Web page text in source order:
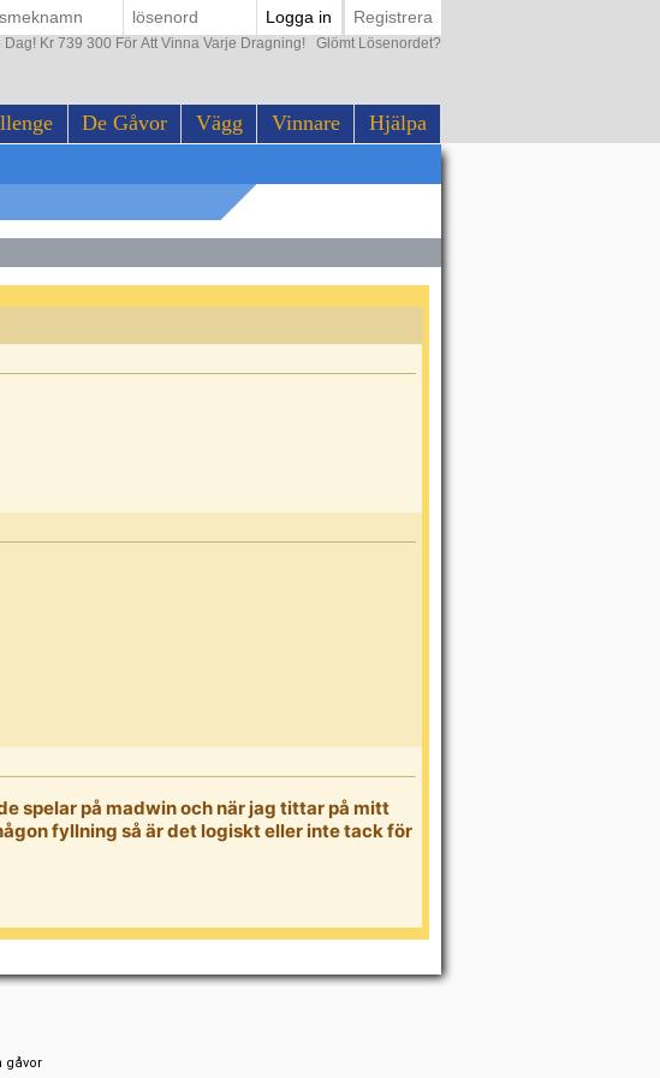
De Gåvor Vägg Vinnare Hjälpa
Logga in Registrera
Kr 739 300 För Att Vinna Varje Dragning! Glömt Lösenordet?
spelar på madwin och när jag tittar på mitt
fyllning så är det logiskt eller inte tack för
gåvor